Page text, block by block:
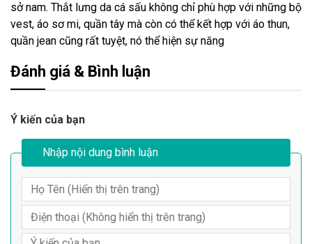
sở nam. Thắt lưng da cá sấu không chỉ phù hợp với những bộ
vest, áo sơ mi, quần tây mà còn có thể kết hợp với áo thun,
quần jean cũng rất tuyệt, nó thể hiện sự năng
Đánh giá & Bình luận
Ý kiến của bạn
Nhập nội dung bình luận